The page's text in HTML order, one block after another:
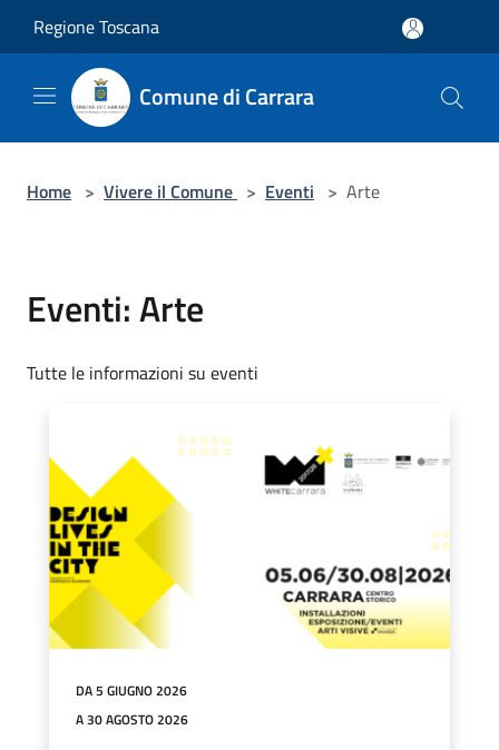
Regione Toscana
Comune di Carrara
Home > Vivere il Comune > Eventi > Arte
Eventi: Arte
Tutte le informazioni su eventi
DA 5 GIUGNO 2026
A 30 AGOSTO 2026